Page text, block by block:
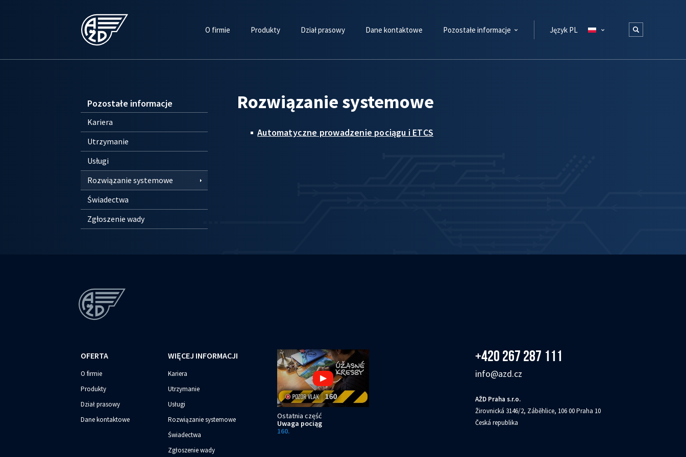
O firmie Produkty Dział prasowy Dane kontaktowe Pozostałe informacje Język PL
Pozostałe informacje
Kariera
Utrzymanie
Usługi
Rozwiązanie systemowe
Świadectwa
Zgłoszenie wady
Rozwiązanie systemowe
Automatyczne prowadzenie pociągu i ETCS
OFERTA
O firmie
Produkty
Dział prasowy
Dane kontaktowe
WIĘCEJ INFORMACJI
Kariera
Utrzymanie
Usługi
Rozwiązanie systemowe
Świadectwa
Zgłoszenie wady
Ostatnia część
Uwaga pociąg
160.
+420 267 287 111
info@azd.cz
AŽD Praha s.r.o.
Žirovnická 3146/2, Záběhlice, 106 00 Praha 10
Česká republika